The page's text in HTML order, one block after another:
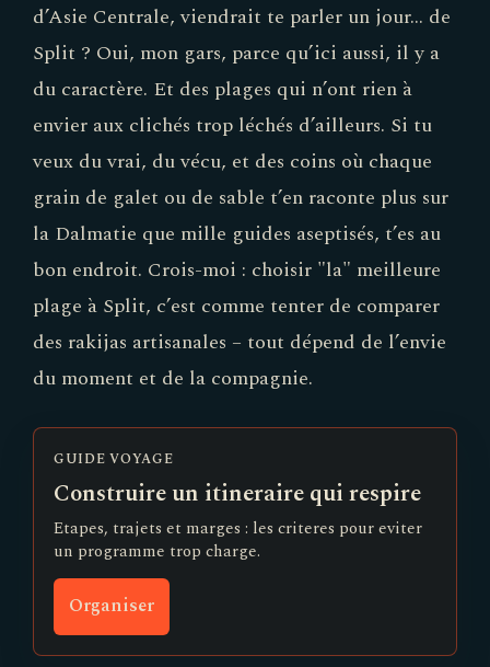
d’Asie Centrale, viendrait te parler un jour… de
Split ? Oui, mon gars, parce qu’ici aussi, il y a
du caractère. Et des plages qui n’ont rien à
envier aux clichés trop léchés d’ailleurs. Si tu
veux du vrai, du vécu, et des coins où chaque
grain de galet ou de sable t’en raconte plus sur
la Dalmatie que mille guides aseptisés, t’es au
bon endroit. Crois-moi : choisir "la" meilleure
plage à Split, c’est comme tenter de comparer
des rakijas artisanales – tout dépend de l’envie
du moment et de la compagnie.
GUIDE VOYAGE
Construire un itineraire qui respire
Etapes, trajets et marges : les criteres pour eviter
un programme trop charge.
Organiser